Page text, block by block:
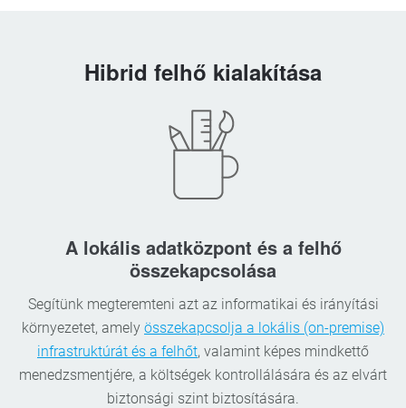
Hibrid felhő kialakítása
A lokális adatközpont és a felhő
összekapcsolása
Segítünk megteremteni azt az informatikai és irányítási
környezetet, amely összekapcsolja a lokális (on-premise)
infrastruktúrát és a felhőt, valamint képes mindkettő
menedzsmentjére, a költségek kontrollálására és az elvárt
biztonsági szint biztosítására.